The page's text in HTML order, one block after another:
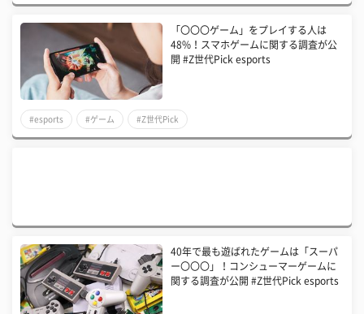
「〇〇〇ゲーム」をプレイする人は
48%！スマホゲームに関する調査が公
開 #Z世代Pick esports
#esports #ゲーム #Z世代Pick
40年で最も遊ばれたゲームは「スーパ
ー〇〇〇」！コンシューマーゲームに
関する調査が公開 #Z世代Pick esports